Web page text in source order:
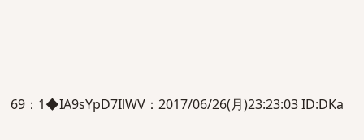
69：1◆IA9sYpD7IlWV：2017/06/26(月)23:23:03 ID:DKa